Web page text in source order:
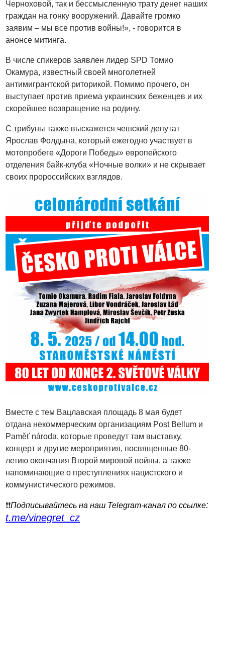
Черноховой, так и бессмысленную трату денег наших
граждан на гонку вооружений. Давайте громко
заявим – мы все против войны!», - говорится в
анонсе митинга.
В числе спикеров заявлен лидер SPD Томио
Окамура, известный своей многолетней
антимигрантской риторикой. Помимо прочего, он
выступает против приема украинских беженцев и их
скорейшее возвращение на родину.
С трибуны также выскажется чешский депутат
Ярослав Фолдына, который ежегодно участвует в
мотопробеге «Дороги Победы» европейского
отделения байк-клуба «Ночные волки» и не скрывает
своих пророссийских взглядов.
Вместе с тем Вацлавская площадь 8 мая будет
отдана некоммерческим организациям Post Bellum и
Paměť národa, которые проведут там выставку,
концерт и другие мероприятия, посвященные 80-
летию окончания Второй мировой войны, а также
напоминающие о преступлениях нацистского и
коммунистического режимов.
❗️❗️Подписывайтесь на наш Telegram-канал по ссылке:
t.me/vinegret_cz